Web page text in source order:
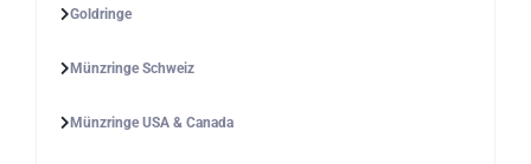
Goldringe
Münzringe Schweiz
Münzringe USA & Canada